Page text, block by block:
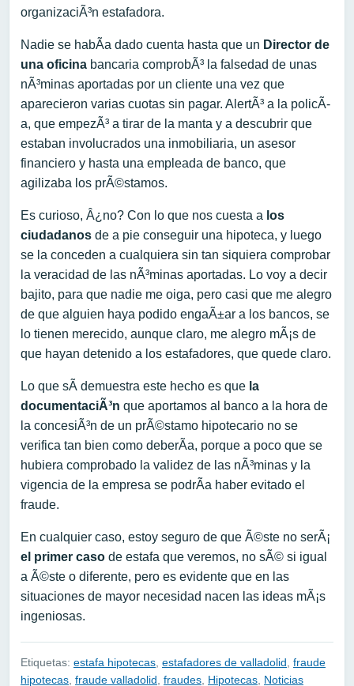
organizaciÃ³n estafadora.
Nadie se habÃ­a dado cuenta hasta que un Director de
una oficina bancaria comprobÃ³ la falsedad de unas
nÃ³minas aportadas por un cliente una vez que
aparecieron varias cuotas sin pagar. AlertÃ³ a la policÃ­
a, que empezÃ³ a tirar de la manta y a descubrir que
estaban involucrados una inmobiliaria, un asesor
financiero y hasta una empleada de banco, que
agilizaba los prÃ©stamos.
Es curioso, Â¿no? Con lo que nos cuesta a los
ciudadanos de a pie conseguir una hipoteca, y luego
se la conceden a cualquiera sin tan siquiera comprobar
la veracidad de las nÃ³minas aportadas. Lo voy a decir
bajito, para que nadie me oiga, pero casi que me alegro
de que alguien haya podido engaÃ±ar a los bancos, se
lo tienen merecido, aunque claro, me alegro mÃ¡s de
que hayan detenido a los estafadores, que quede claro.
Lo que sÃ­ demuestra este hecho es que la
documentaciÃ³n que aportamos al banco a la hora de
la concesiÃ³n de un prÃ©stamo hipotecario no se
verifica tan bien como deberÃ­a, porque a poco que se
hubiera comprobado la validez de las nÃ³minas y la
vigencia de la empresa se podrÃ­a haber evitado el
fraude.
En cualquier caso, estoy seguro de que Ã©ste no serÃ¡
el primer caso de estafa que veremos, no sÃ© si igual
a Ã©ste o diferente, pero es evidente que en las
situaciones de mayor necesidad nacen las ideas mÃ¡s
ingeniosas.
Etiquetas: estafa hipotecas estafadores de valladolid fraude
hipotecas fraude valladolid fraudes Hipotecas Noticias